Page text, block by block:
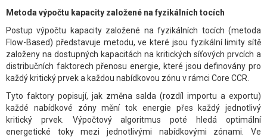
Metoda výpočtu kapacity založené na fyzikálních tocích
Postup výpočtu kapacity založené na fyzikálních tocích (metoda
Flow-Based) představuje metodu, ve které jsou fyzikální limity sítě
založeny na dostupných kapacitách na kritických síťových prvcích a
distribučních faktorech přenosu energie, které jsou definovány pro
každý kritický prvek a každou nabídkovou zónu v rámci Core CCR.
Tyto faktory popisují, jak změna salda (rozdíl importu a exportu)
každé nabídkové zóny mění tok energie přes každý jednotlivý
kritický prvek. Výpočtový algoritmus poté hledá optimální
energetické toky mezi jednotlivými nabídkovými zónami. Ve